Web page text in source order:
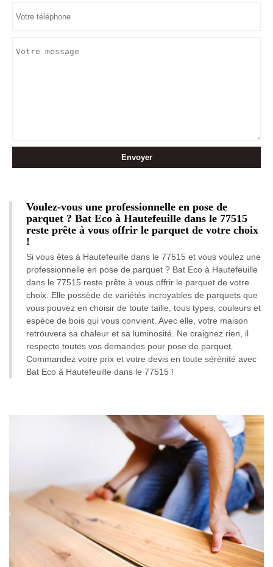
Voulez-vous une professionnelle en pose de
parquet ? Bat Eco à Hautefeuille dans le 77515
reste prête à vous offrir le parquet de votre choix
!
Si vous êtes à Hautefeuille dans le 77515 et vous voulez une
professionnelle en pose de parquet ? Bat Eco à Hautefeuille
dans le 77515 reste prête à vous offrir le parquet de votre
choix. Elle possède de variétés incroyables de parquets que
vous pouvez en choisir de toute taille, tous types, couleurs et
espèce de bois qui vous convient. Avec elle, votre maison
retrouvera sa chaleur et sa luminosité. Ne craignez rien, il
respecte toutes vos demandes pour pose de parquet.
Commandez votre prix et votre devis en toute sérénité avec
Bat Eco à Hautefeuille dans le 77515 !